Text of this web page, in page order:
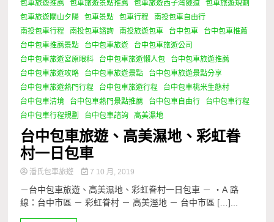
包車旅遊推薦 包車旅遊景點推薦 包車旅遊西子灣隧道
包車旅遊規劃
包車旅遊關山夕陽
包車景點 包車行程
南投包車自由行
南投包車行程
南投包車諮詢 南投旅遊包車 台中包車
台中包車推薦
台中包車推薦景點
台中包車旅遊
台中包車旅遊公司
台中包車旅遊宮原眼科
台中包車旅遊懶人包
台中包車旅遊推薦
台中包車旅遊攻略
台中包車旅遊景點
台中包車旅遊景點分享
台中包車旅遊熱門行程
台中包車旅遊行程
台中包車桃米生態村
台中包車清境
台中包車熱門景點推薦 台中包車自由行
台中包車行程
台中包車行程規劃
台中包車諮詢 高美濕地
台中包車旅遊、高美濕地、彩虹眷
村一日包車
潘氏包車旅遊 7 10 月, 2019
－台中包車旅遊、高美濕地、彩虹眷村一日包車 － ・A 路
線：台中市區 － 彩虹眷村 － 高美溼地 － 台中市區 […]...